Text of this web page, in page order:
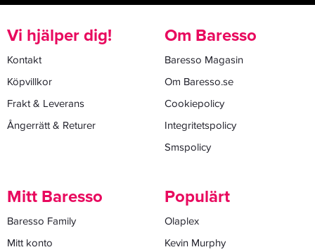
Vi hjälper dig!
Kontakt
Köpvillkor
Frakt & Leverans
Ångerrätt & Returer
Om Baresso
Baresso Magasin
Om Baresso.se
Cookiepolicy
Integritetspolicy
Smspolicy
Mitt Baresso
Baresso Family
Mitt konto
Populärt
Olaplex
Kevin Murphy